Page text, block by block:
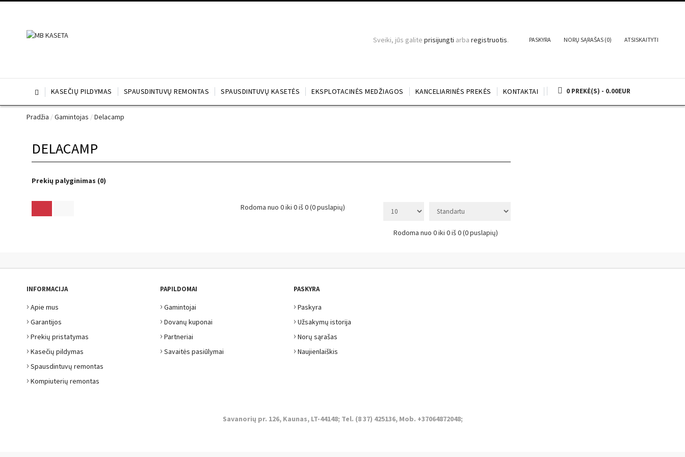
Sveiki, jūs galite prisijungti arba registruotis. PASKYRA NORŲ SĄRAŠAS (0) ATSISKAITYTI
 KASEČIŲ PILDYMAS SPAUSDINTUVŲ REMONTAS SPAUSDINTUVŲ KASETĖS EKSPLOTACINĖS MEDŽIAGOS KANCELIARINĖS PREKĖS KONTAKTAI 0 PREKĖ(S) - 0.00EUR
Pradžia /Gamintojas /Delacamp
DELACAMP
Prekių palyginimas (0)
Rodoma nuo 0 iki 0 iš 0 (0 puslapių)
Rodoma nuo 0 iki 0 iš 0 (0 puslapių)
INFORMACIJA
› Apie mus
› Garantijos
› Prekių pristatymas
› Kasečių pildymas
› Spausdintuvų remontas
› Kompiuterių remontas
PAPILDOMAI
› Gamintojai
› Dovanų kuponai
› Partneriai
› Savaitės pasiūlymai
PASKYRA
› Paskyra
› Užsakymų istorija
› Norų sąrašas
› Naujienlaiškis
Savanorių pr. 126, Kaunas, LT-44148; Tel. (8 37) 425136, Mob. +37064872048;